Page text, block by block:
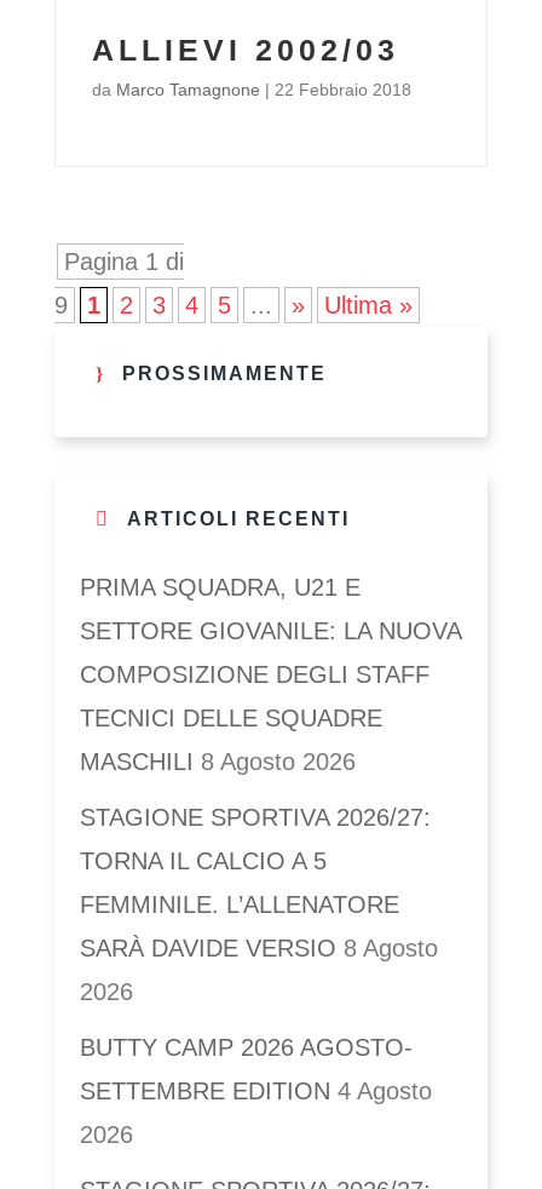
ALLIEVI 2002/03
da Marco Tamagnone | 22 Febbraio 2018
Pagina 1 di
9
1 2 3 4 5 ... » Ultima »
PROSSIMAMENTE
ARTICOLI RECENTI
PRIMA SQUADRA, U21 E
SETTORE GIOVANILE: LA NUOVA
COMPOSIZIONE DEGLI STAFF
TECNICI DELLE SQUADRE
MASCHILI 8 Agosto 2026
STAGIONE SPORTIVA 2026/27:
TORNA IL CALCIO A 5
FEMMINILE. L’ALLENATORE
SARÀ DAVIDE VERSIO 8 Agosto
2026
BUTTY CAMP 2026 AGOSTO-
SETTEMBRE EDITION 4 Agosto
2026